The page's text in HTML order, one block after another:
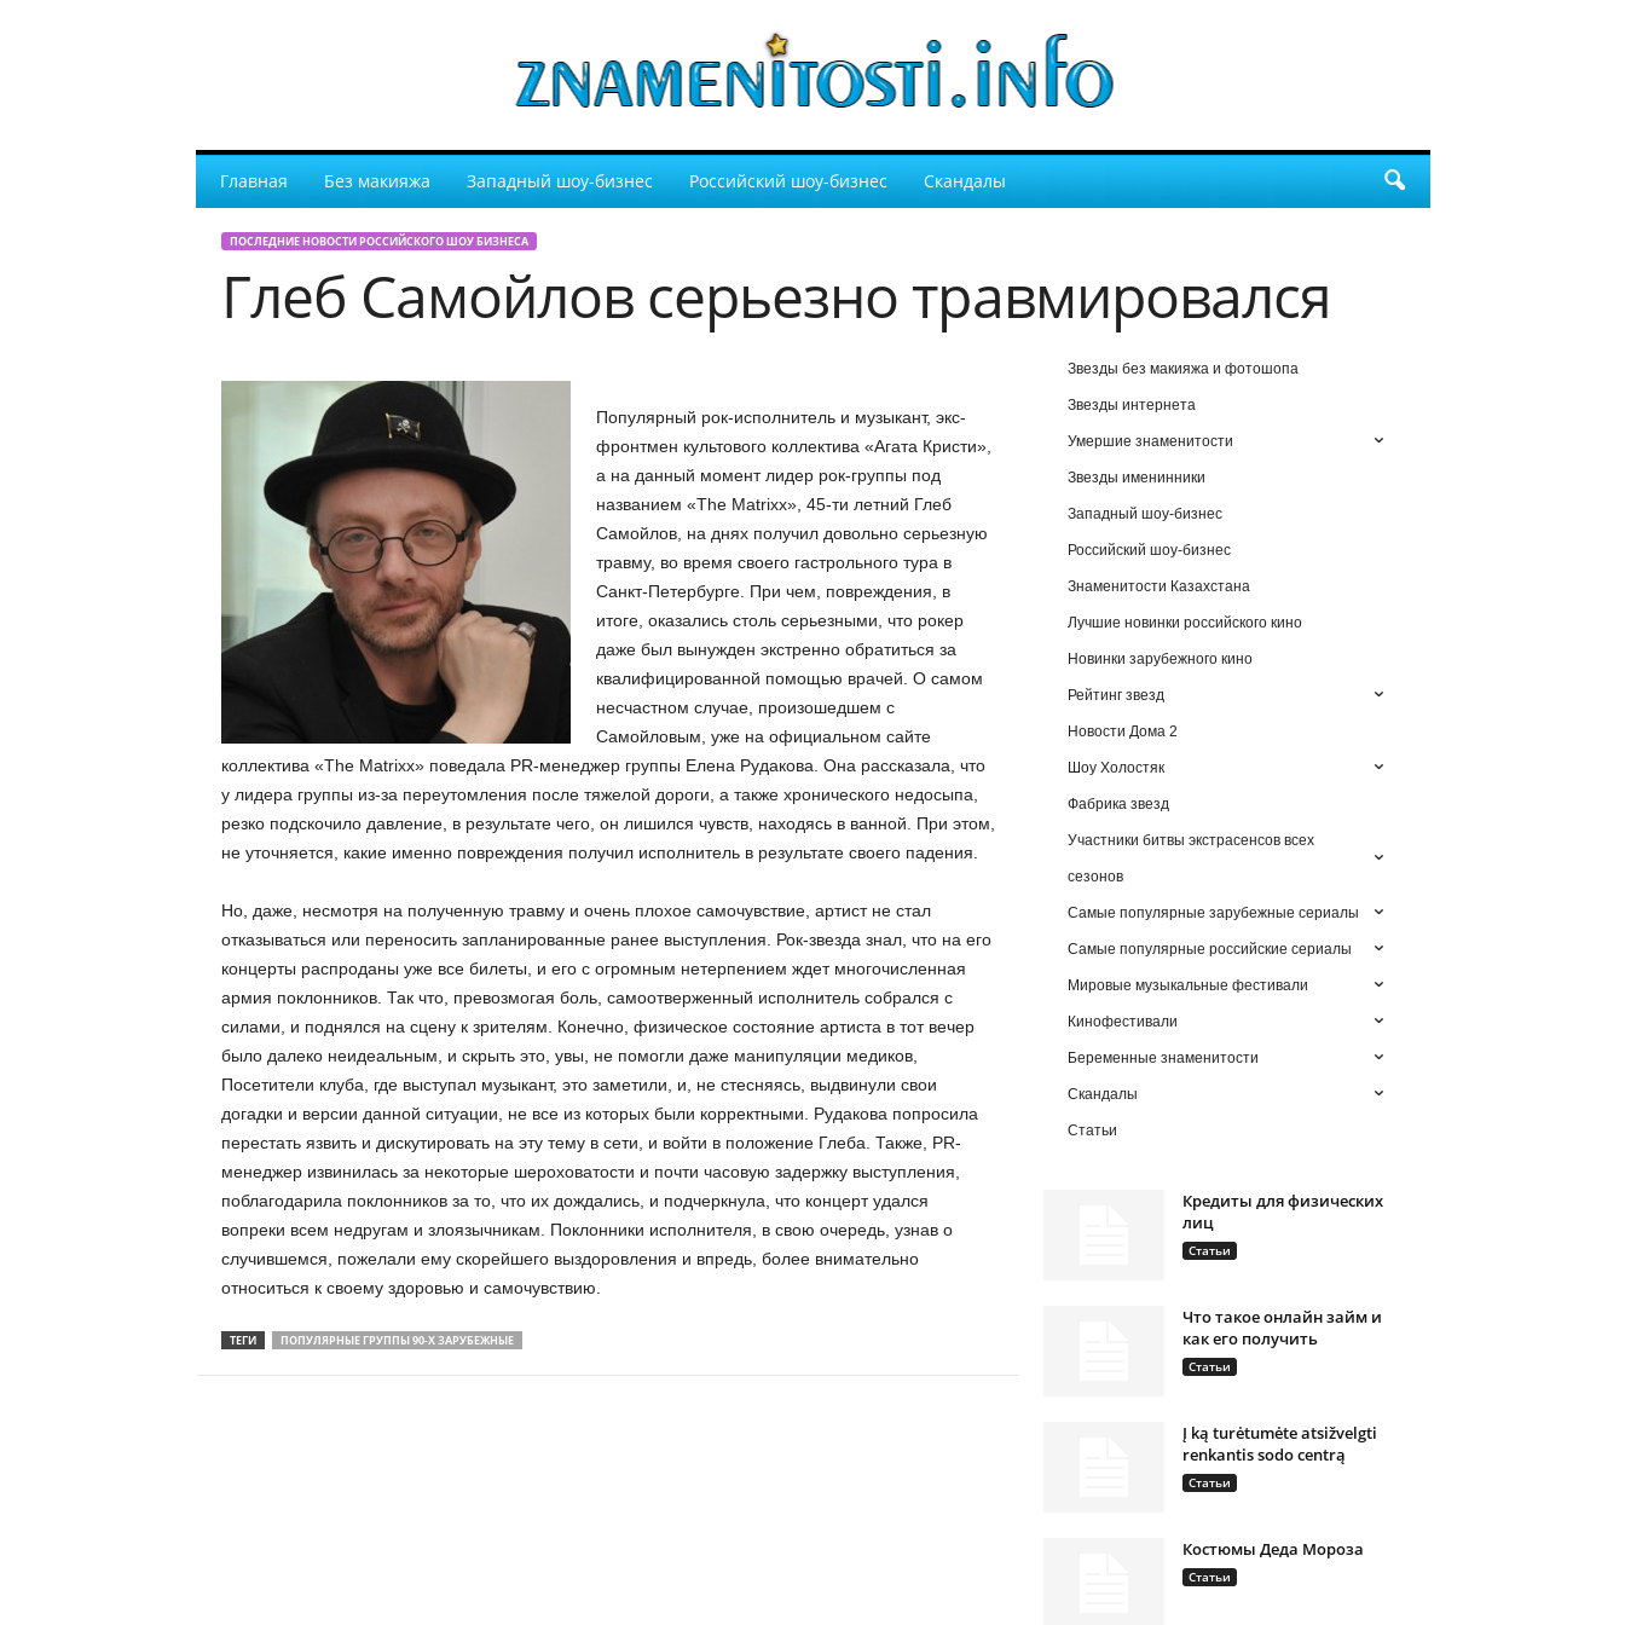
Главная Без макияжа Западный шоу-бизнес Российский шоу-бизнес Скандалы
ПОСЛЕДНИЕ НОВОСТИ РОССИЙСКОГО ШОУ БИЗНЕСА
Глеб Самойлов серьезно травмировался
Популярный рок-исполнитель и музыкант, экс-
фронтмен культового коллектива «Агата Кристи»,
а на данный момент лидер рок-группы под
названием «The Matrixx», 45-ти летний Глеб
Самойлов, на днях получил довольно серьезную
травму, во время своего гастрольного тура в
Санкт-Петербурге. При чем, повреждения, в
итоге, оказались столь серьезными, что рокер
даже был вынужден экстренно обратиться за
квалифицированной помощью врачей. О самом
несчастном случае, произошедшем с
Самойловым, уже на официальном сайте
коллектива «The Matrixx» поведала PR-менеджер группы Елена Рудакова. Она рассказала, что
у лидера группы из-за переутомления после тяжелой дороги, а также хронического недосыпа,
резко подскочило давление, в результате чего, он лишился чувств, находясь в ванной. При этом,
не уточняется, какие именно повреждения получил исполнитель в результате своего падения.
Но, даже, несмотря на полученную травму и очень плохое самочувствие, артист не стал
отказываться или переносить запланированные ранее выступления. Рок-звезда знал, что на его
концерты распроданы уже все билеты, и его с огромным нетерпением ждет многочисленная
армия поклонников. Так что, превозмогая боль, самоотверженный исполнитель собрался с
силами, и поднялся на сцену к зрителям. Конечно, физическое состояние артиста в тот вечер
было далеко неидеальным, и скрыть это, увы, не помогли даже манипуляции медиков,
Посетители клуба, где выступал музыкант, это заметили, и, не стесняясь, выдвинули свои
догадки и версии данной ситуации, не все из которых были корректными. Рудакова попросила
перестать язвить и дискутировать на эту тему в сети, и войти в положение Глеба. Также, PR-
менеджер извинилась за некоторые шероховатости и почти часовую задержку выступления,
поблагодарила поклонников за то, что их дождались, и подчеркнула, что концерт удался
вопреки всем недругам и злоязычникам. Поклонники исполнителя, в свою очередь, узнав о
случившемся, пожелали ему скорейшего выздоровления и впредь, более внимательно
относиться к своему здоровью и самочувствию.
ТЕГИ ПОПУЛЯРНЫЕ ГРУППЫ 90-Х ЗАРУБЕЖНЫЕ
Звезды без макияжа и фотошопа
Звезды интернета
Умершие знаменитости
Звезды именинники
Западный шоу-бизнес
Российский шоу-бизнес
Знаменитости Казахстана
Лучшие новинки российского кино
Новинки зарубежного кино
Рейтинг звезд
Новости Дома 2
Шоу Холостяк
Фабрика звезд
Участники битвы экстрасенсов всех
сезонов
Самые популярные зарубежные сериалы
Самые популярные российские сериалы
Мировые музыкальные фестивали
Кинофестивали
Беременные знаменитости
Скандалы
Статьи
Кредиты для физических
лиц
Статьи
Что такое онлайн займ и
как его получить
Статьи
Į ką turėtumėte atsižvelgti
renkantis sodo centrą
Статьи
Костюмы Деда Мороза
Статьи